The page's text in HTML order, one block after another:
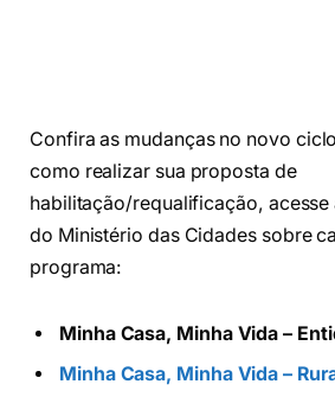
Confira as mudanças no novo
como realizar sua proposta de
habilitação/requalificação, acesse
do Ministério das Cidades sobre
programa:
Minha Casa, Minha Vida –
Minha Casa, Minha Vida –